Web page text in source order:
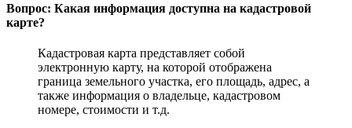
Вопрос: Какая информация доступна на кадастровой
карте?
Кадастровая карта представляет собой
электронную карту, на которой отображена
граница земельного участка, его площадь, адрес, а
также информация о владельце, кадастровом
номере, стоимости и т.д.